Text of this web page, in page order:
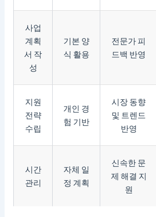
사업
계획
서 작
성
기본 양
식 활용
전문가 피
드백 반영
지원
전략
수립
개인 경
험 기반
시장 동향
및 트렌드
반영
시간
관리
자체 일
정 계획
신속한 문
제 해결 지
원